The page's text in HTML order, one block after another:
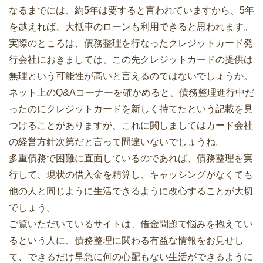
なるまでには、約5年は要すると言われていますから、5年
を越えれば、大抵車のローンも利用できると思われます。
実際のところは、債務整理を行なったクレジットカード発
行会社におきましては、この先クレジットカードの提供は
無理という可能性が高いと言えるのではないでしょうか。
ネット上のQ&Aコーナーを確かめると、債務整理進行中だ
ったのにクレジットカードを新しく持てたという記載を見
つけることがありますが、これに関しましてはカード会社
の経営方針次第だと言って間違いないでしょうね。
多重債務で困難に直面しているのであれば、債務整理を実
行して、現状の借入金を精算し、キャッシングがなくても
他の人と同じように生活できるように改心することが大切
でしょう。
ご覧いただいているサイトは、借金問題で悩みを抱えてい
るという人に、債務整理に関わる有益な情報をお見せし
て、できるだけ早急に何の心配もない生活ができるように